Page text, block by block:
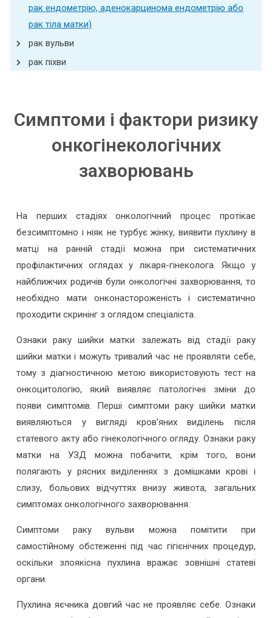
рак ендометрію, аденокарцинома ендометрію або
рак тіла матки)
рак вульви
рак піхви
Симптоми і фактори ризику
онкогінекологічних
захворювань
На перших стадіях онкологічний процес протікає
безсимптомно і ніяк не турбує жінку, виявити пухлину в
матці на ранній стадії можна при систематичних
профілактичних оглядах у лікаря-гінеколога. Якщо у
найближчих родичів були онкологічні захворювання, то
необхідно мати онконастороженість і систематично
проходити скринінг з оглядом спеціаліста.
Ознаки раку шийки матки залежать від стадії раку
шийки матки і можуть тривалий час не проявляти себе,
тому з діагностичною метою використовують тест на
онкоцитологію, який виявляє патологічні зміни до
появи симптомів. Перші симптоми раку шийки матки
виявляються у вигляді кров’яних виділень після
статевого акту або гінекологічного огляду. Ознаки раку
матки на УЗД можна побачити, крім того, вони
полягають у рясних виділеннях з домішками крові і
слизу, больових відчуттях внизу живота, загальних
симптомах онкологічного захворювання.
Симптоми раку вульви можна помітити при
самостійному обстеженні під час гігієнічних процедур,
оскільки злоякісна пухлина вражає зовнішні статеві
органи.
Пухлина яєчника довгий час не проявляє себе. Ознаки